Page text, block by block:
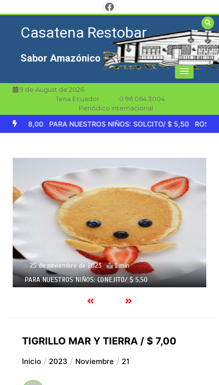
al
contenidoCasatena Restobar
Sabor Amazónico
9 de August de 2026
Tena Ecuador
‎0 96 064 3004
Periódico internacional
/ $ 8,00 PARA NUESTROS NIÑOS: SOLCITO/ $ 5,50 ROSTTI
25 de noviembre de 2023 1 min
PARA NUESTROS NIÑOS: CONEJITO/ $ 5,50
TIGRILLO MAR Y TIERRA / $ 7,00
Inicio 2023 Noviembre 21